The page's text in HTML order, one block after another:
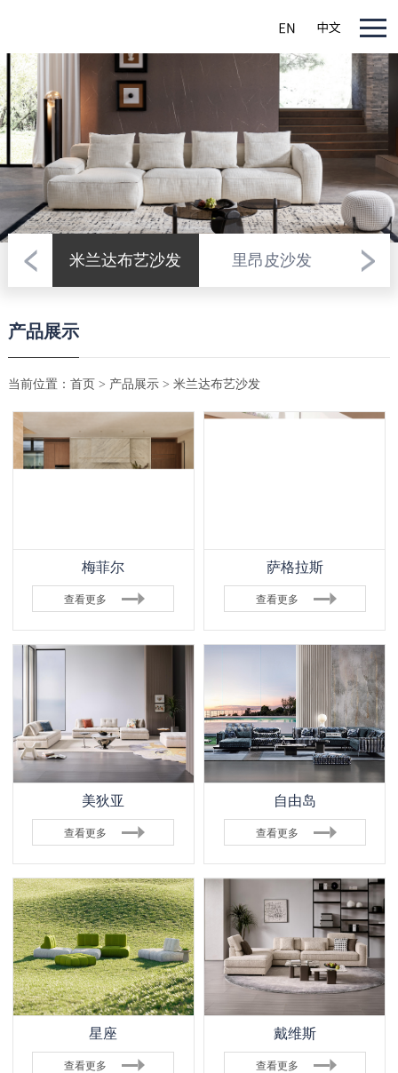
米兰达布艺沙发 里昂皮沙发 夏
产品展示
当前位置： 首页 > 产品展示> 米兰达布艺沙发
梅菲尔
查看更多
萨格拉斯
查看更多
美狄亚
查看更多
自由岛
查看更多
星座
查看更多
戴维斯
查看更多